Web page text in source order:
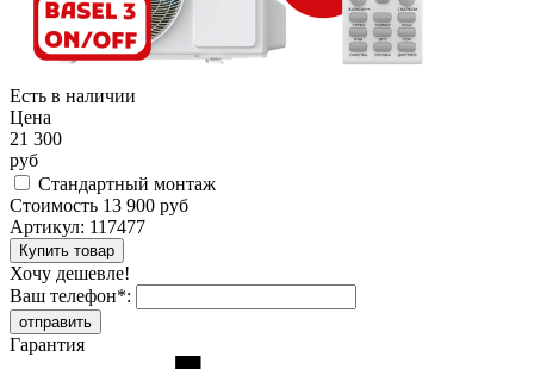
Есть в наличии
Цена
21 300
руб
Стандартный монтаж
Стоимость 13 900 руб
Артикул: 117477
Хочу дешевле!
Ваш телефон*:
Гарантия